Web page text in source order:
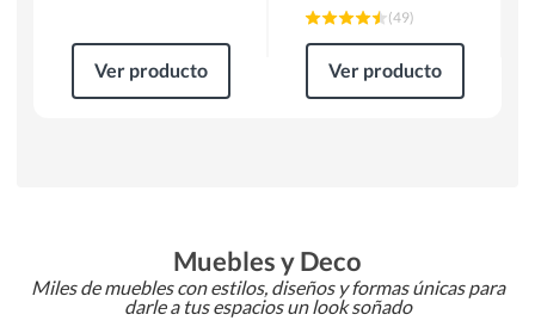
Ver producto
(49)
Ver producto
Muebles y Deco
Miles de muebles con estilos, diseños y formas únicas para
darle a tus espacios un look soñado